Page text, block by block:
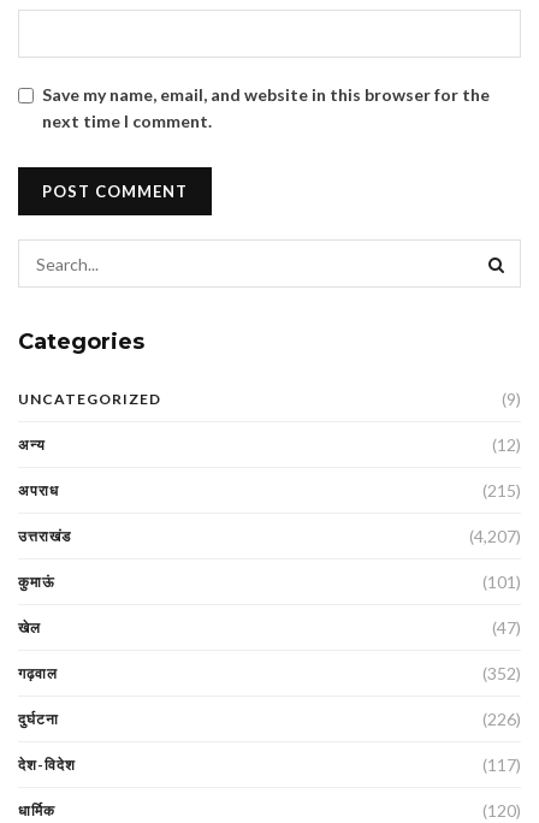
Save my name, email, and website in this browser for the
next time I comment.
Categories
UNCATEGORIZED (9)
अन्य (12)
अपराध (215)
उत्तराखंड (4,207)
कुमाऊं (101)
खेल (47)
गढ़वाल (352)
दुर्घटना (226)
देश-विदेश (117)
धार्मिक (120)